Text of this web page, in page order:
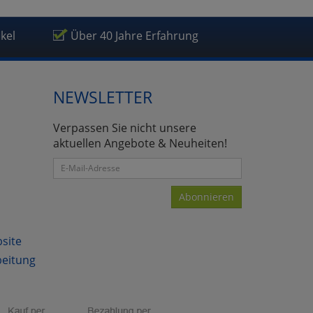
Über 40 Jahre Erfahrung
NEWSLETTER
Verpassen Sie nicht unsere
aktuellen Angebote & Neuheiten!
Abonnieren